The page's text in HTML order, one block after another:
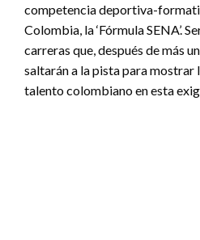
competencia deportiva-
Colombia, la ‘Fórmula SENA’.
carreras que, después de más
saltarán a la pista para mostrar
talento colombiano en esta